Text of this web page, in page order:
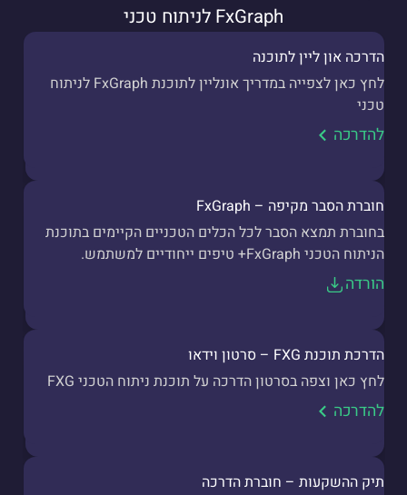
FxGraph לניתוח טכני
הדרכה און ליין לתוכנה
לחץ כאן לצפייה במדריך אונליין לתוכנת FxGraph לניתוח
טכני
להדרכה
חוברת הסבר מקיפה – FxGraph
בחוברת תמצא הסבר לכל הכלים הטכניים הקיימים בתוכנת
הניתוח הטכני FxGraph+ טיפים ייחודיים למשתמש.
הורדה
הדרכת תוכנת FXG – סרטון וידאו
לחץ כאן וצפה בסרטון הדרכה על תוכנת ניתוח הטכני FXG
להדרכה
תיק ההשקעות – חוברת הדרכה